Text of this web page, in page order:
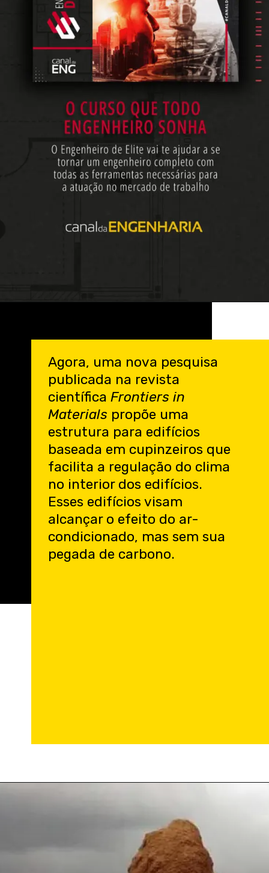
Agora, uma nova pesquisa
publicada na revista
científicaFrontiers in
Materials propõe uma
estrutura para edifícios
baseada em cupinzeiros que
facilita a regulação do clima
no interior dos edifícios.
Esses edifícios visam
alcançar o efeito do ar-
condicionado, mas sem sua
pegada de carbono.